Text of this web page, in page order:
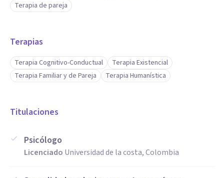
Terapia de pareja
Terapias
Terapia Cognitivo-Conductual
Terapia Existencial
Terapia Familiar y de Pareja
Terapia Humanística
Titulaciones
Psicólogo
Licenciado Universidad de la costa, Colombia